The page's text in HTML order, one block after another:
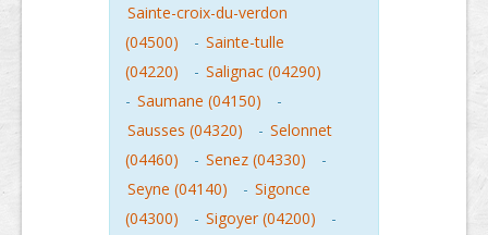
Sainte-croix-du-verdon
(04500)
- Sainte-tulle
(04220)
- Salignac (04290)
- Saumane (04150)
-
Sausses (04320)
- Selonnet
(04460)
- Senez (04330)
-
Seyne (04140)
- Sigonce
(04300)
- Sigoyer (04200)
-